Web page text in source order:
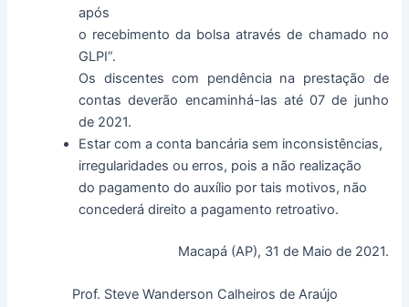
após
o recebimento da bolsa através de chamado no
GLPI”.
Os discentes com pendência na prestação de
contas deverão encaminhá-las até 07 de junho
de 2021.
Estar com a conta bancária sem inconsistências,
irregularidades ou erros, pois a não realização
do pagamento do auxílio por tais motivos, não
concederá direito a pagamento retroativo.
Macapá (AP), 31 de Maio de 2021.
Prof. Steve Wanderson Calheiros de Araújo